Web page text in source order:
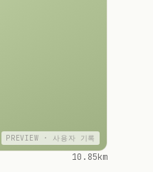
PREVIEW · 사용자 기록
10.85km